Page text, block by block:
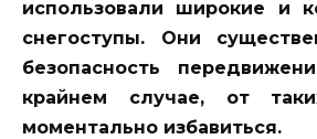
использовали широкие и
снегоступы. Они
безопасность
крайнем случае, от
моментально избавиться.